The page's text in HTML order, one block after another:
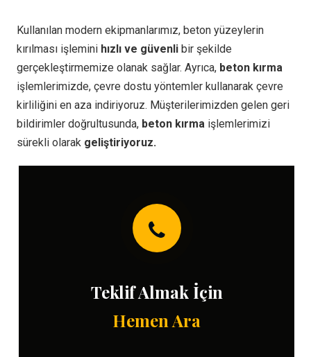
Kullanılan modern ekipmanlarımız, beton yüzeylerin
kırılması işlemini hızlı ve güvenli bir şekilde
gerçekleştirmemize olanak sağlar. Ayrıca, beton kırma
işlemlerimizde, çevre dostu yöntemler kullanarak çevre
kirliliğini en aza indiriyoruz. Müşterilerimizden gelen geri
bildirimler doğrultusunda, beton kırma işlemlerimizi
sürekli olarak geliştiriyoruz.
Teklif Almak İçin
Hemen Ara